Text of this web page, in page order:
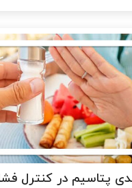
پتاسیم در کنترل